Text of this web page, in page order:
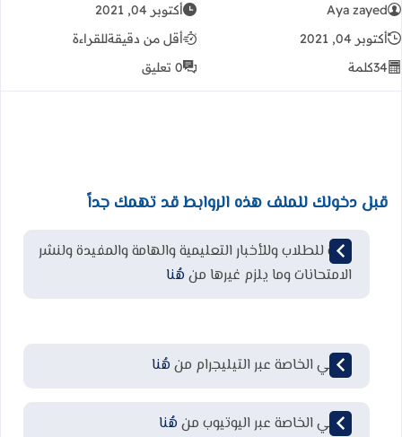
Aya zayed
أكتوبر 04, 2021
أكتوبر 04, 2021
أقل من دقيقةللقراءة
34كلمة 0 تعليق
قبل دخولك للملف هذه الروابط قد تهمك جداً
قناة للطلاب وللأخبار التعليمية والهامة والمفيدة ولنشر
الامتحانات وما يلزم غيرها من هُنا
قناتي الخاصة عبر التيليجرام من هُنا
قناتي الخاصة عبر اليوتيوب من هُنا